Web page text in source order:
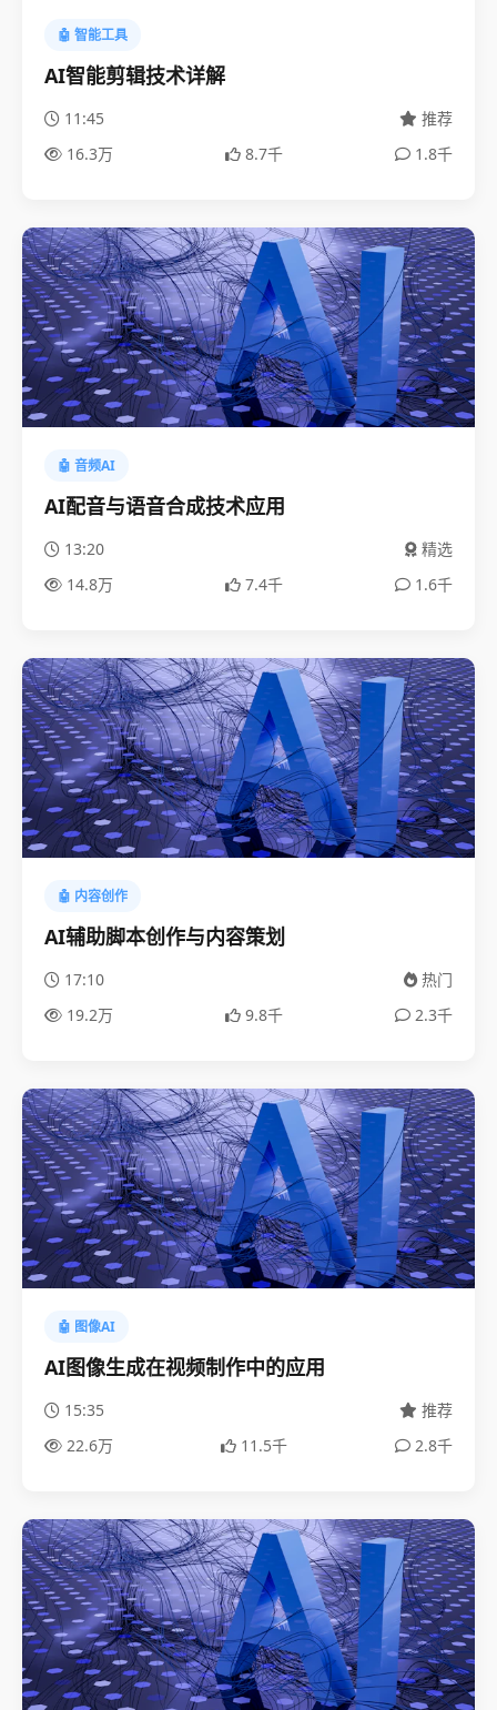
🤖 智能工具
AI智能剪辑技术详解
11:45
推荐
16.3万
8.7千 1.8千
🤖 音频AI
AI配音与语音合成技术应用
13:20
精选
14.8万
7.4千 1.6千
🤖 内容创作
AI辅助脚本创作与内容策划
17:10
热门
19.2万
9.8千 2.3千
🤖 图像AI
AI图像生成在视频制作中的应用
15:35
推荐
22.6万
11.5千 2.8千